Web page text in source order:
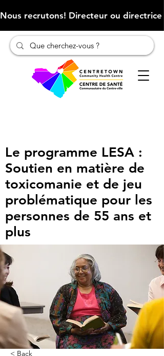
Nous recrutons! Directeur ou
Le programme LESA :
Soutien en matière de
toxicomanie et de jeu
problématique pour les
personnes de 55 ans et
plus
< Back